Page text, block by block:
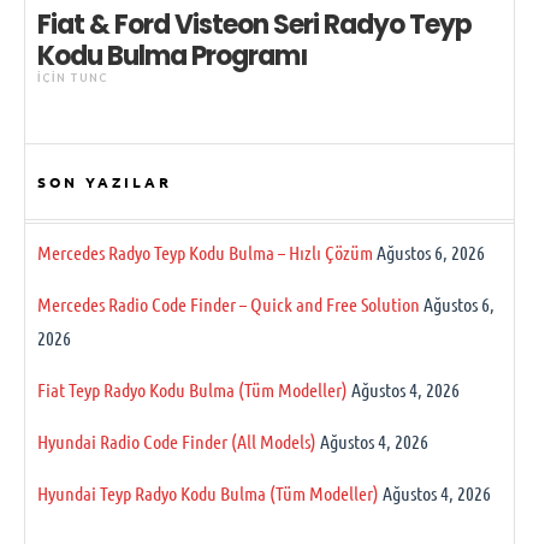
Fiat & Ford Visteon Seri Radyo Teyp
Kodu Bulma Programı
IÇIN TUNC
SON YAZILAR
Mercedes Radyo Teyp Kodu Bulma – Hızlı Çözüm Ağustos 6, 2026
Mercedes Radio Code Finder – Quick and Free Solution Ağustos 6,
2026
Fiat Teyp Radyo Kodu Bulma (Tüm Modeller) Ağustos 4, 2026
Hyundai Radio Code Finder (All Models) Ağustos 4, 2026
Hyundai Teyp Radyo Kodu Bulma (Tüm Modeller) Ağustos 4, 2026